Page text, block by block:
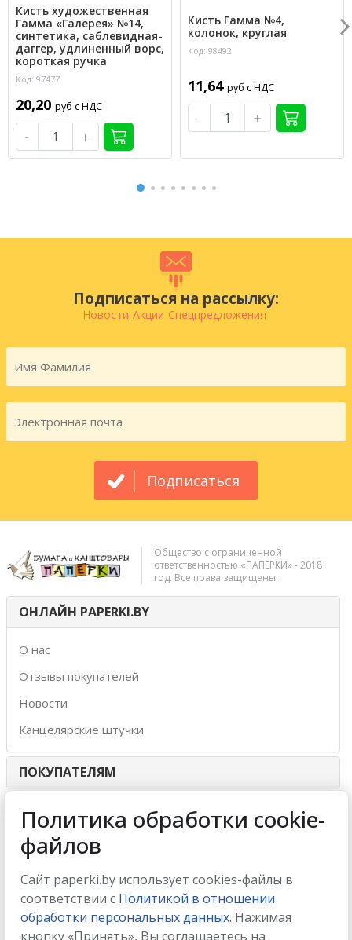
Кисть художественная
Гамма «Галерея» №14,
синтетика, саблевидная-
даггер, удлиненный ворс,
короткая ручка
Код: 97477
20,20 руб с НДС
- +
Кисть Гамма №4,
колонок, круглая
Код: 98492
11,64 руб с НДС
- +
Подписаться на рассылку:
Новости Акции Спецпредложения
Подписаться
Общество с ограниченной
ответственностью «ПАПЕРКИ» - 2018
год. Все права защищены.
ОНЛАЙН PAPERKI.BY
О нас
Отзывы покупателей
Новости
Канцелярские штучки
ПОКУПАТЕЛЯМ
ИНТЕРНЕТ-МАГАЗИН
МЫ ПРИНИМАЕМ
Политика обработки cookie-
файлов
Сайт paperki.by использует cookies-файлы в
соответствии с Политикой в отношении
обработки персональных данных. Нажимая
кнопку «Принять», Вы соглашаетесь на